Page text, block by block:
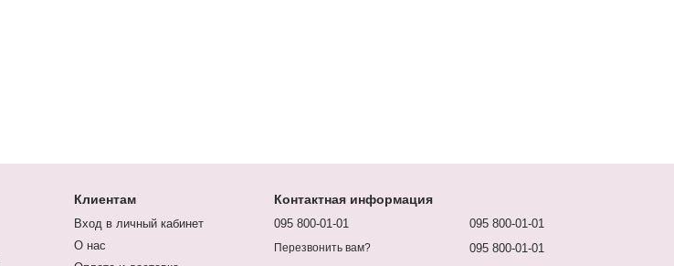
Клиентам
Вход в личный кабинет
О нас
Контактная информация
095 800-01-01
Перезвонить вам?
095 800-01-01
095 800-01-01